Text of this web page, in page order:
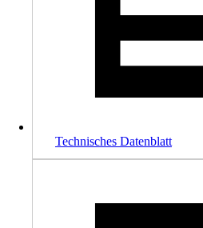
Technisches Datenblatt